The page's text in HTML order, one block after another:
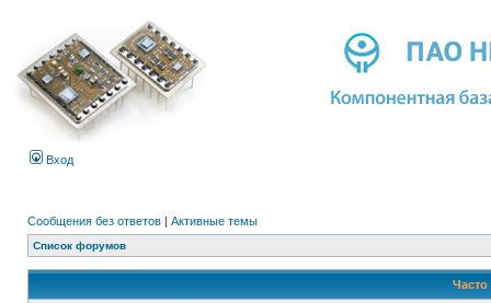
Вход
Сообщения без ответов | Активные темы
Список форумов